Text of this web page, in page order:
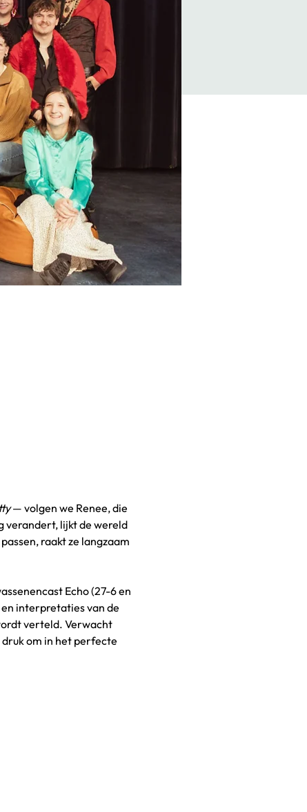
— volgen we Renee, die
verandert, lijkt de wereld
raakt ze langzaam
Echo (27-6 en
interpretaties van de
verteld. Verwacht
om in het perfecte